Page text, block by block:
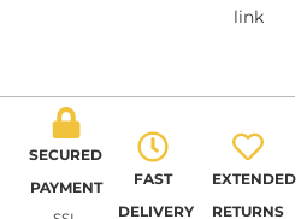
link
SECURED
PAYMENT
FAST
DELIVERY
EXTENDED
RETURNS